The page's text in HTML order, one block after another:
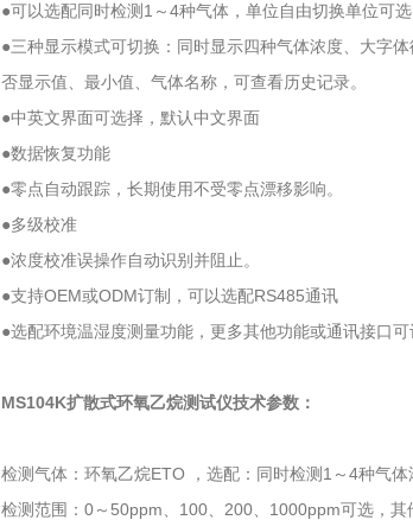
●可以选配同时检测1～4种气体，单位自由切换单位可
●三种显示模式可切换：同时显示四种气体浓度、大字
否显示值、最小值、气体名称，可查看历史记录。
●中英文界面可选择，默认中文界面
●数据恢复功能
●零点自动跟踪，长期使用不受零点漂移影响。
●多级校准
●浓度校准误操作自动识别并阻止。
●支持OEM或ODM订制，可以选配RS485通讯
●选配环境温湿度测量功能，更多其他功能或通讯接口可
MS104K扩散式环氧乙烷测试仪技术参数：
检测气体：环氧乙烷ETO ，选配：同时检测1～4种气
检测范围：0～50ppm、100、200、1000ppm可选，其